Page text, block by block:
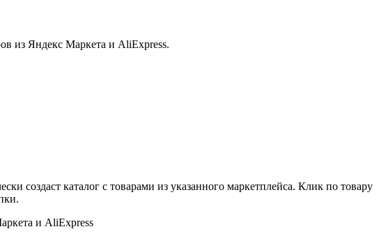
из Яндекс Маркета и AliExpress.
создаст каталог с товарами из указанного маркетплейса. Клик по товару